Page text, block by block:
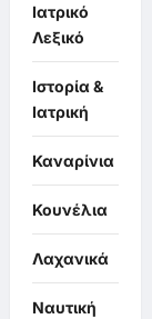
Ιατρικό
Λεξικό
Ιστορία &
Ιατρική
Καναρίνια
Κουνέλια
Λαχανικά
Ναυτική